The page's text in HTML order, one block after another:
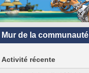
Mur de la communauté
Activité récente